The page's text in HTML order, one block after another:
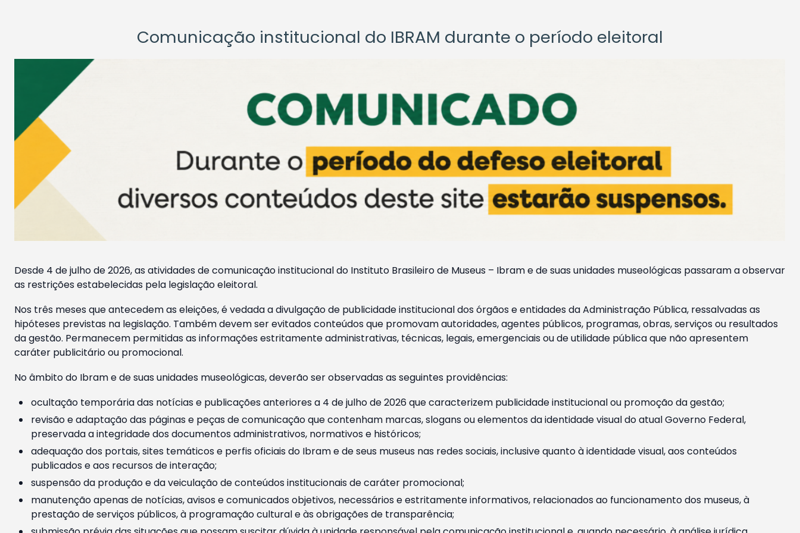
Comunicação institucional do IBRAM durante o período eleitoral
Desde 4 de julho de 2026, as atividades de comunicação institucional do Instituto Brasileiro de Museus – Ibram e de suas unidades museológicas passaram a observar
as restrições estabelecidas pela legislação eleitoral.
Nos três meses que antecedem as eleições, é vedada a divulgação de publicidade institucional dos órgãos e entidades da Administração Pública, ressalvadas as
hipóteses previstas na legislação. Também devem ser evitados conteúdos que promovam autoridades, agentes públicos, programas, obras, serviços ou resultados
da gestão. Permanecem permitidas as informações estritamente administrativas, técnicas, legais, emergenciais ou de utilidade pública que não apresentem
caráter publicitário ou promocional.
No âmbito do Ibram e de suas unidades museológicas, deverão ser observadas as seguintes providências:
ocultação temporária das notícias e publicações anteriores a 4 de julho de 2026 que caracterizem publicidade institucional ou promoção da gestão;
revisão e adaptação das páginas e peças de comunicação que contenham marcas, slogans ou elementos da identidade visual do atual Governo Federal,
preservada a integridade dos documentos administrativos, normativos e históricos;
adequação dos portais, sites temáticos e perfis oficiais do Ibram e de seus museus nas redes sociais, inclusive quanto à identidade visual, aos conteúdos
publicados e aos recursos de interação;
suspensão da produção e da veiculação de conteúdos institucionais de caráter promocional;
manutenção apenas de notícias, avisos e comunicados objetivos, necessários e estritamente informativos, relacionados ao funcionamento dos museus, à
prestação de serviços públicos, à programação cultural e às obrigações de transparência;